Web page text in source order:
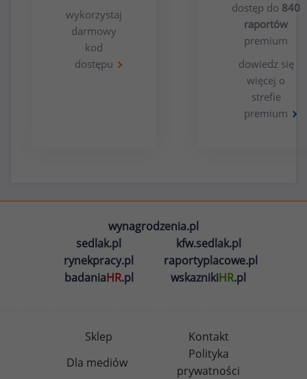
wykorzystaj
darmowy
kod
dostępu
dostęp do 840
raportów
premium
dowiedz się
więcej o
strefie
premium
wynagrodzenia.pl
sedlak.pl
kfw.sedlak.pl
rynekpracy.pl
raportyplacowe.pl
badaniaHR.pl wskaznikiHR.pl
Sklep
Kontakt
Dla mediów
Polityka
prywatności